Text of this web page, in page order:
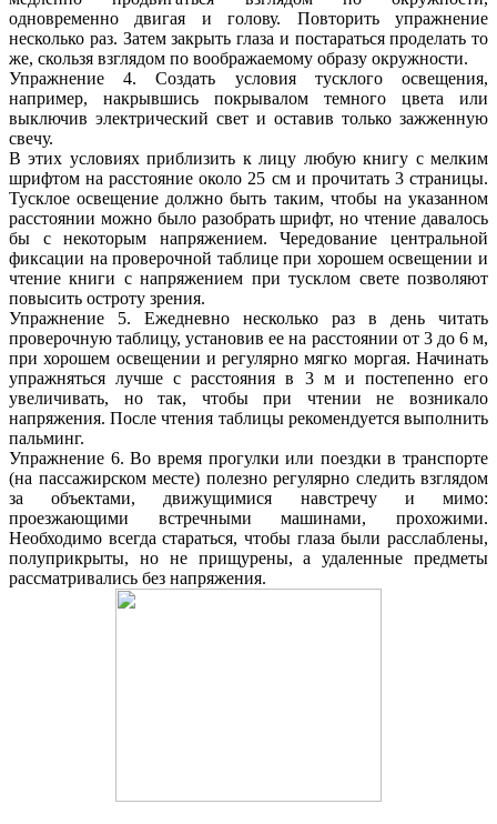
одновременно двигая и голову. Повторить упражнение
несколько раз. Затем закрыть глаза и постараться проделать то
же, скользя взглядом по воображаемому образу окружности.
Упражнение 4. Создать условия тусклого освещения,
например, накрывшись покрывалом темного цвета или
выключив электрический свет и оставив только зажженную
свечу.
В этих условиях приблизить к лицу любую книгу с мелким
шрифтом на расстояние около 25 см и прочитать 3 страницы.
Тусклое освещение должно быть таким, чтобы на указанном
расстоянии можно было разобрать шрифт, но чтение давалось
бы с некоторым напряжением. Чередование центральной
фиксации на проверочной таблице при хорошем освещении и
чтение книги с напряжением при тусклом свете позволяют
повысить остроту зрения.
Упражнение 5. Ежедневно несколько раз в день читать
проверочную таблицу, установив ее на расстоянии от 3 до 6 м,
при хорошем освещении и регулярно мягко моргая. Начинать
упражняться лучше с расстояния в 3 м и постепенно его
увеличивать, но так, чтобы при чтении не возникало
напряжения. После чтения таблицы рекомендуется выполнить
пальминг.
Упражнение 6. Во время прогулки или поездки в транспорте
(на пассажирском месте) полезно регулярно следить взглядом
за объектами, движущимися навстречу и мимо:
проезжающими встречными машинами, прохожими.
Необходимо всегда стараться, чтобы глаза были расслаблены,
полуприкрыты, но не прищурены, а удаленные предметы
рассматривались без напряжения.